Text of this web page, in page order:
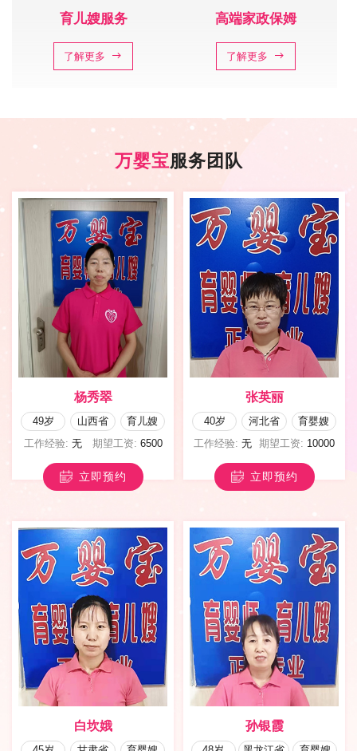
育儿嫂服务
了解更多
高端家政保姆
了解更多
万婴宝服务团队
杨秀翠
49岁 山西省
育儿嫂
工作经验: 无 期望工资: 6500
立即预约
张英丽
40岁 河北省
育婴嫂
工作经验: 无 期望工资: 10000
立即预约
白坎娥 孙银霞